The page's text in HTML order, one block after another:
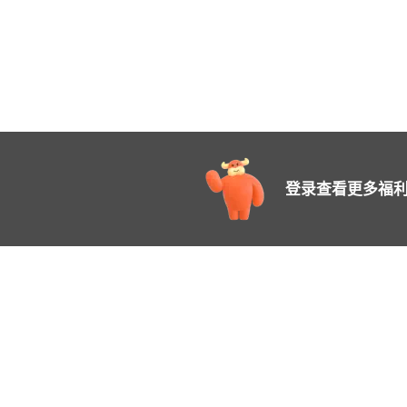
登录查看更多福